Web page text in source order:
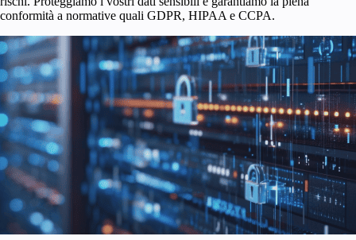
conformità a normative quali GDPR, HIPAA e CCPA.